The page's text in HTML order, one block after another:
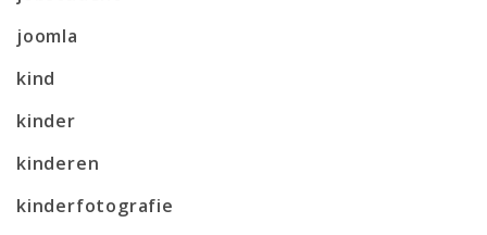
joomla
kind
kinder
kinderen
kinderfotografie